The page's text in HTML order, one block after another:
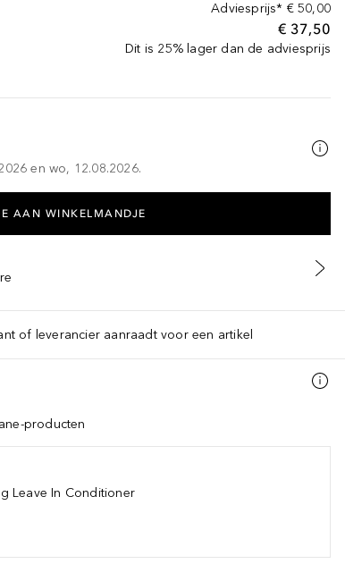
Adviesprijs* € 50,00
€ 37,50
Dit is 25% lager dan de adviesprijs
en wo, 12.08.2026.
AAN WINKELMANDJE
of leverancier aanraadt voor een artikel
producten
Leave In Conditioner